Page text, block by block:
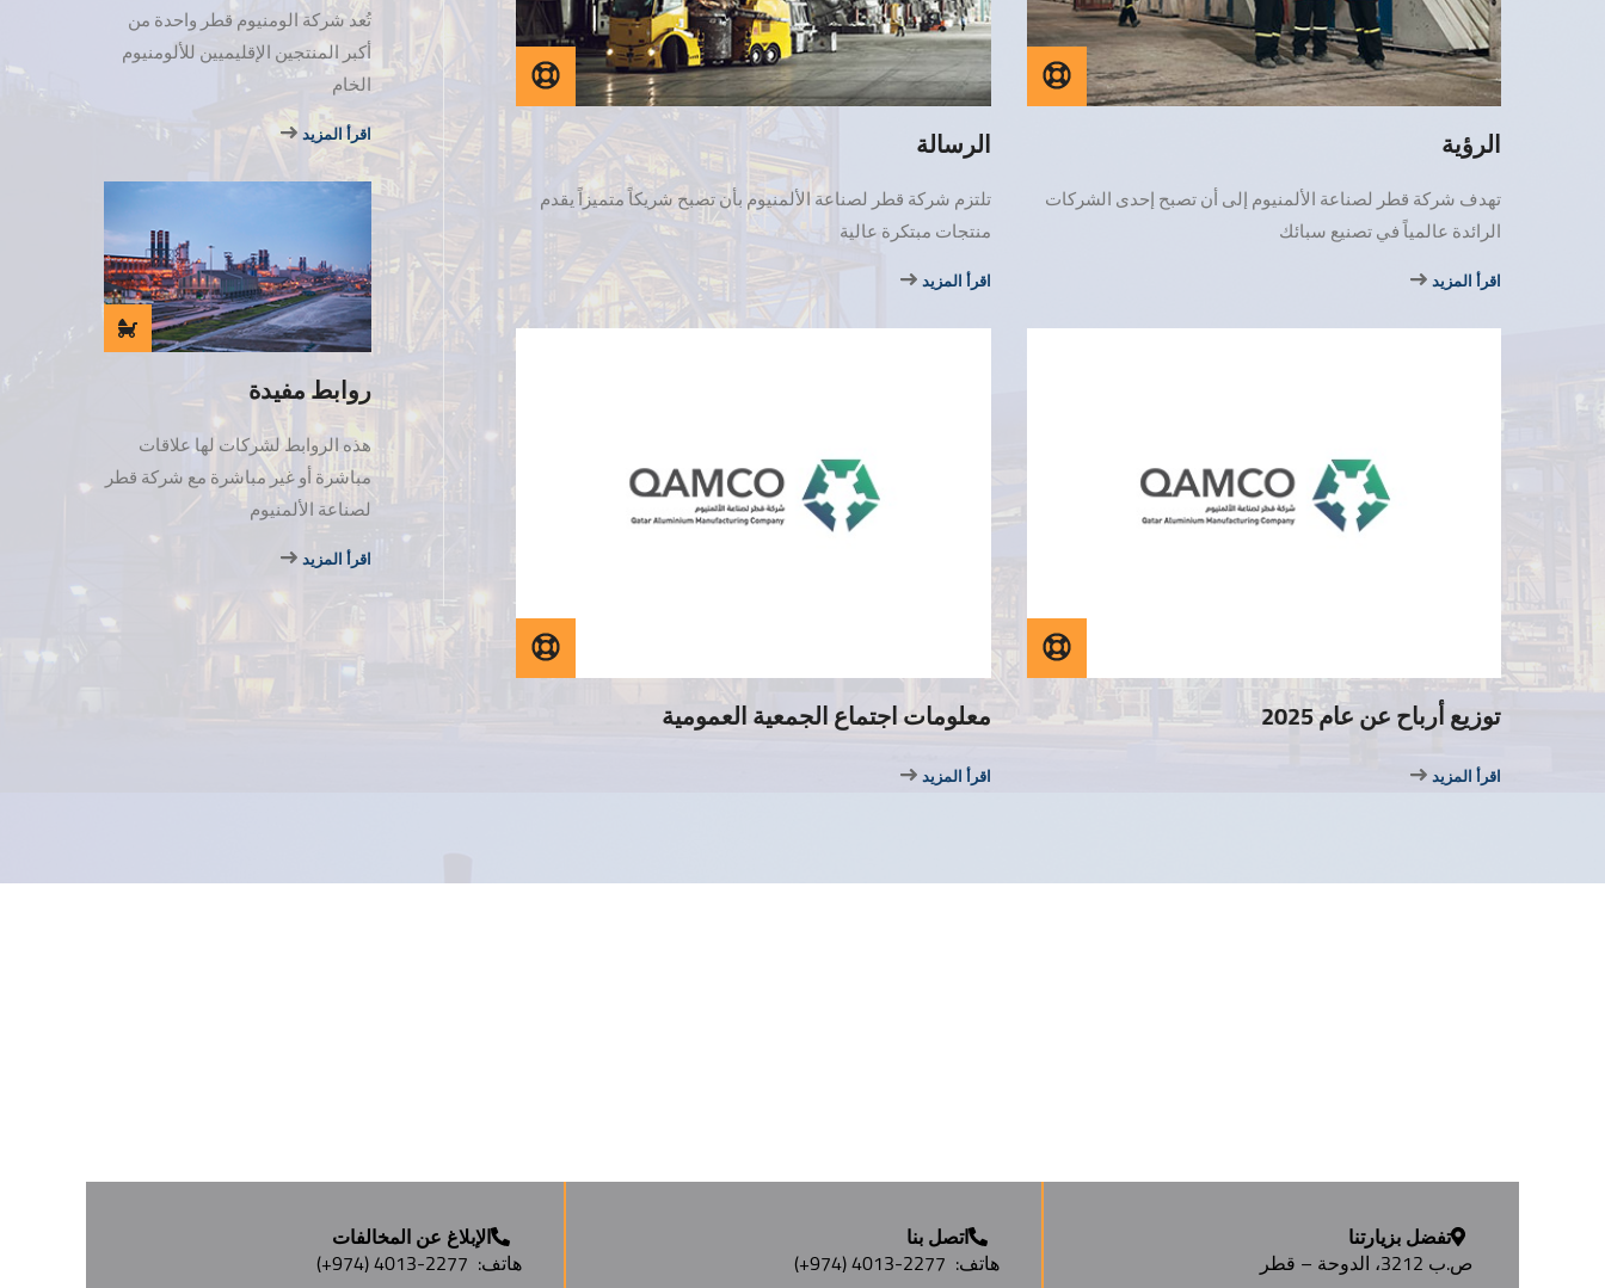
الرسالة
تلتزم شركة قطر لصناعة الألمنيوم بأن تصبح شريكاً متميزاً يقدم
منتجات مبتكرة عالية
اقرأ المزيد
الرؤية
تهدف شركة قطر لصناعة الألمنيوم إلى أن تصبح إحدى الشركات
الرائدة عالمياً في تصنيع سبائك
اقرأ المزيد
معلومات اجتماع الجمعية العمومية
اقرأ المزيد
توزيع أرباح عن عام 2025
اقرأ المزيد
تُعد شركة الومنيوم قطر واحدة من
أكبر المنتجين الإقليميين للألومنيوم
الخام
اقرأ المزيد
روابط مفيدة
هذه الروابط لشركات لها علاقات
مباشرة أو غير مباشرة مع شركة قطر
لصناعة الألمنيوم
اقرأ المزيد
تفضل بزيارتنا
ص.ب 3212، الدوحة – قطر
اتصل بنا
هاتف: (+974) 4013-2277
الإبلاغ عن المخالفات
هاتف: (+974) 4013-2277